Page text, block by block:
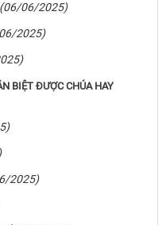
(06/06/2025)
2025)
BIỆT ĐƯỢC CHÚA HAY
2025)